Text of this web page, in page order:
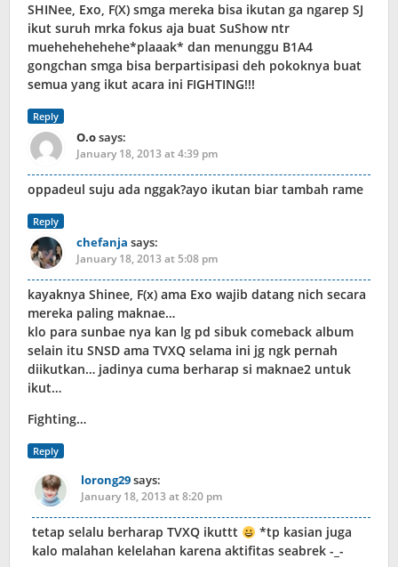
SHINee, Exo, F(X) smga mereka bisa ikutan ga ngarep SJ
ikut suruh mrka fokus aja buat SuShow ntr
muehehehehehe*plaaak* dan menunggu B1A4
gongchan smga bisa berpartisipasi deh pokoknya buat
semua yang ikut acara ini FIGHTING!!!
Reply
O.osays:
January 18, 2013 at 4:39 pm
oppadeul suju ada nggak?ayo ikutan biar tambah rame
Reply
chefanja says:
January 18, 2013 at 5:08 pm
kayaknya Shinee, F(x) ama Exo wajib datang nich secara
mereka paling maknae…
klo para sunbae nya kan lg pd sibuk comeback album
selain itu SNSD ama TVXQ selama ini jg ngk pernah
diikutkan… jadinya cuma berharap si maknae2 untuk
ikut…
Fighting…
Reply
lorong29says:
January 18, 2013 at 8:20 pm
tetap selalu berharap TVXQ ikuttt
*tp kasian juga
kalo malahan kelelahan karena aktifitas seabrek -_-